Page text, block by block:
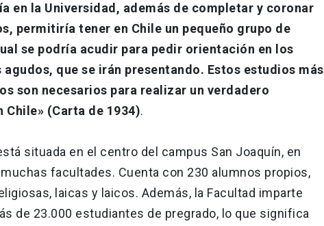
en la Universidad, además de completar y coronar
permitiría tener en Chile un pequeño grupo de
se podría acudir para pedir orientación en los
que se irán presentando. Estos estudios más
son necesarios para realizar un verdadero
(Carta de 1934).
situada en el centro del campus San Joaquín, en
facultades. Cuenta con 230 alumnos propios,
laicas y laicos. Además, la Facultad imparte
de 23.000 estudiantes de pregrado, lo que significa